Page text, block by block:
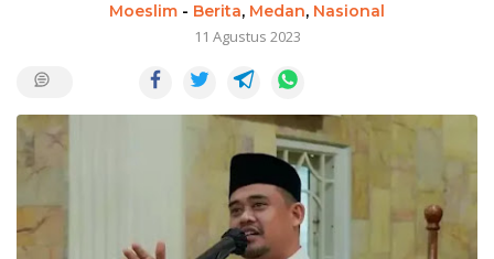
Moeslim - Berita, Medan, Nasional
11 Agustus 2023